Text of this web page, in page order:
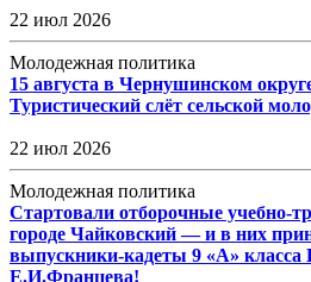
22 июл 2026
Молодежная политика
15 августа в Чернушинском
Туристический слёт сельской
22 июл 2026
Молодежная политика
Стартовали отборочные
городе Чайковский — и в них
выпускники‑кадеты 9 «А»
Е.И.Францева!